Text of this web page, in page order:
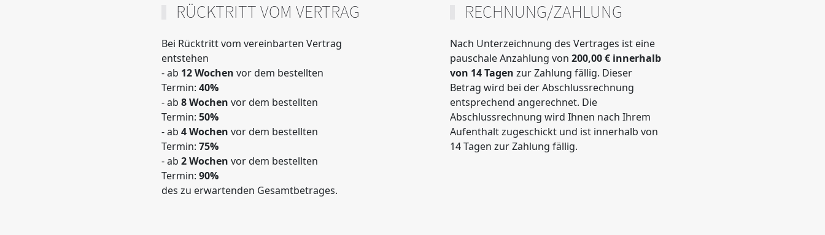
RÜCKTRITT VOM VERTRAG
Bei Rücktritt vom vereinbarten Vertrag
entstehen
- ab 12 Wochen vor dem bestellten
Termin: 40%
- ab 8 Wochen vor dem bestellten
Termin: 50%
- ab 4 Wochen vor dem bestellten
Termin: 75%
- ab 2 Wochen vor dem bestellten
Termin: 90%
des zu erwartenden Gesamtbetrages.
RECHNUNG/ZAHLUNG
Nach Unterzeichnung des Vertrages ist eine
pauschale Anzahlung von 200,00 € innerhalb
von 14 Tagen zur Zahlung fällig. Dieser
Betrag wird bei der Abschlussrechnung
entsprechend angerechnet. Die
Abschlussrechnung wird Ihnen nach Ihrem
Aufenthalt zugeschickt und ist innerhalb von
14 Tagen zur Zahlung fällig.